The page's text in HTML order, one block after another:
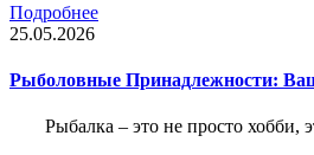
Подробнее
25.05.2026
Рыболовные Принадлежности:
Рыбалка – это не просто хобби,